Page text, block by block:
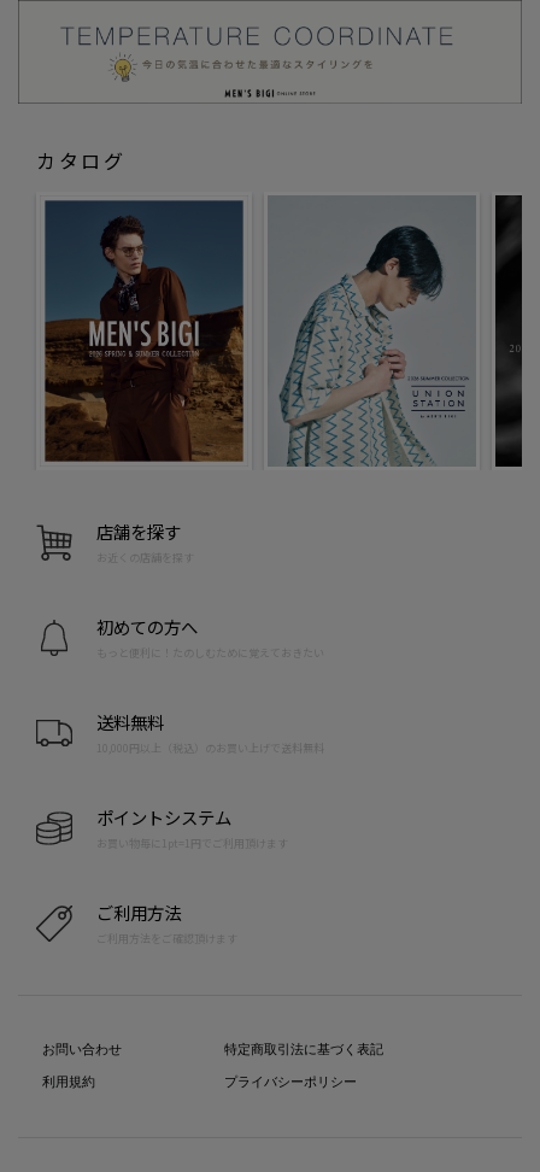
カタログ
店舗を探す
お近くの店舗を探す
初めての方へ
もっと便利に！たのしむために覚えておきたい
送料無料
10,000円以上（税込）のお買い上げで送料無料
ポイントシステム
お買い物毎に1pt=1円でご利用頂けます
ご利用方法
ご利用方法をご確認頂けます
お問い合わせ
利用規約
特定商取引法に基づく表記
プライバシーポリシー